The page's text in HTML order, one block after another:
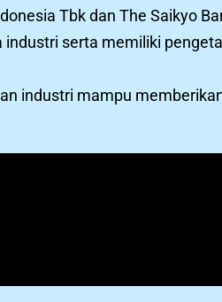
Tbk dan The Saikyo
serta memiliki
industri mampu